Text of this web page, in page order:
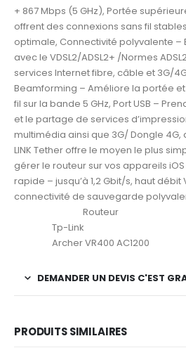
+ 867 Mbps (5 GHz), Portée
offrent des connexions sans fil
optimale, Connectivité polyvalente
avec le VDSL2/ADSL2+ /Normes
services Internet fibre, câble et 3G/
Beamforming – Améliore la portée
fil sur la bande 5 GHz, Port USB –
et le partage de services
multimédia ainsi que 3G/ Dongle 4G,
LINK Tether offre le moyen le plus
gérer le routeur sur vos appareils
rapide – jusqu’à 1,2 Gbit/s, haut débit
connectivité de sauvegarde
Routeur
Tp-Link
Archer VR400 AC1200
DEMANDER UN DEVIS C'EST
PRODUITS SIMILAIRES